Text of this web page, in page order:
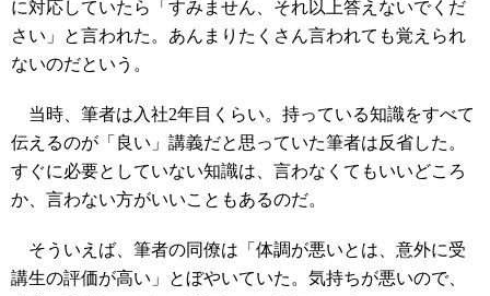
に対応していたら「すみません、それ以上答えないでくだ
さい」と言われた。あんまりたくさん言われても覚えられ
ないのだという。
当時、筆者は入社2年目くらい。持っている知識をすべて
伝えるのが「良い」講義だと思っていた筆者は反省した。
すぐに必要としていない知識は、言わなくてもいいどころ
か、言わない方がいいこともあるのだ。
そういえば、筆者の同僚は「体調が悪いとは、意外に受
講生の評価が高い」とぼやいていた。気持ちが悪いので、